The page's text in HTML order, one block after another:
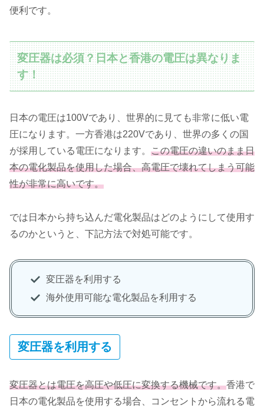
便利です。
変圧器は必須？日本と香港の電圧は異なりま
す！
日本の電圧は100Vであり、世界的に見ても非常に低い電
圧になります。一方香港は220Vであり、世界の多くの国
が採用している電圧になります。 この電圧の違いのまま日
本の電化製品を使用した場合、高電圧で壊れてしまう可能
性が非常に高いです。
では日本から持ち込んだ電化製品はどのようにして使用す
るのかというと、下記方法で対処可能です。
変圧器を利用する
海外使用可能な電化製品を利用する
変圧器を利用する
変圧器とは電圧を高圧や低圧に変換する機械です。香港で
日本の電化製品を使用する場合、コンセントから流れる電